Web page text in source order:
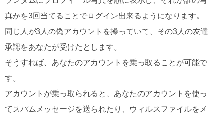
真かを3回当てることでログイン出来るようになります。
同じ人が3人の偽アカウントを操っていて、その3人の友達
承認をあなたが受けたとします。
そうすれば、あなたのアカウントを乗っ取ることが可能で
す。
アカウントが乗っ取られると、あなたのアカウントを使っ
てスパムメッセージを送られたり、ウィルスファイルをメ